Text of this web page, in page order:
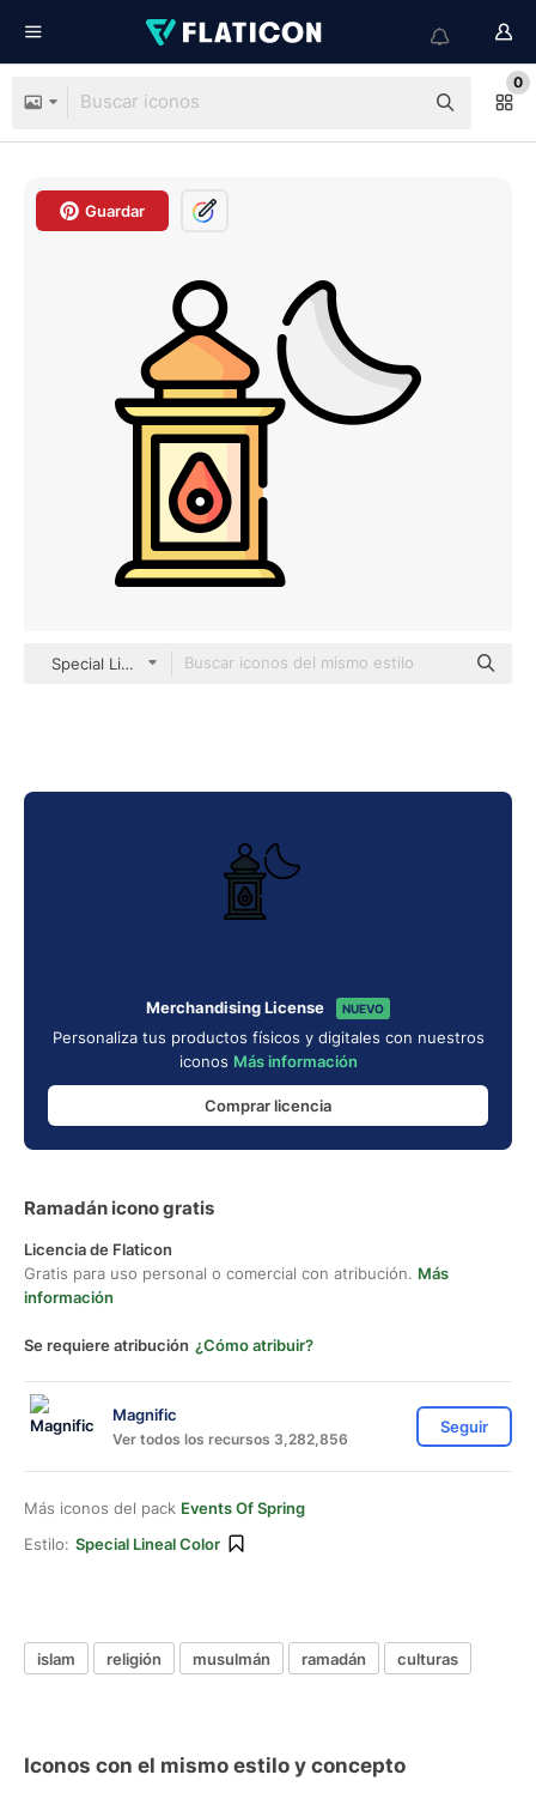
0
Guardar
Special Lineal color
Merchandising License NUEVO
Personaliza tus productos físicos y digitales con nuestros
iconos Más información
Comprar licencia
Ramadán icono gratis
Licencia de Flaticon
Gratis para uso personal o comercial con atribución. Más
información
Se requiere atribución ¿Cómo atribuir?
Magnific
Ver todos los recursos 3,282,856
Seguir
Más iconos del pack Events Of Spring
Estilo: Special Lineal Color
islam religión musulmán ramadán culturas
Iconos con el mismo estilo y concepto